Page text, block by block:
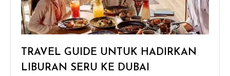
TRAVEL GUIDE UNTUK HADIRKAN
LIBURAN SERU KE DUBAI